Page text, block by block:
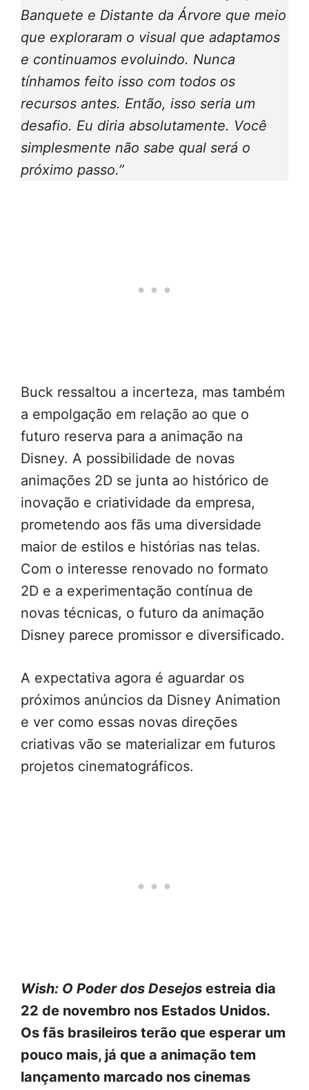
Banquete e Distante da Árvore que meio
que exploraram o visual que adaptamos
e continuamos evoluindo. Nunca
tínhamos feito isso com todos os
recursos antes. Então, isso seria um
desafio. Eu diria absolutamente. Você
simplesmente não sabe qual será o
próximo passo.”
Buck ressaltou a incerteza, mas também
a empolgação em relação ao que o
futuro reserva para a animação na
Disney. A possibilidade de novas
animações 2D se junta ao histórico de
inovação e criatividade da empresa,
prometendo aos fãs uma diversidade
maior de estilos e histórias nas telas.
Com o interesse renovado no formato
2D e a experimentação contínua de
novas técnicas, o futuro da animação
Disney parece promissor e diversificado.
A expectativa agora é aguardar os
próximos anúncios da Disney Animation
e ver como essas novas direções
criativas vão se materializar em futuros
projetos cinematográficos.
Wish: O Poder dos Desejos estreia dia
22 de novembro nos Estados Unidos.
Os fãs brasileiros terão que esperar um
pouco mais, já que a animação tem
lançamento marcado nos cinemas